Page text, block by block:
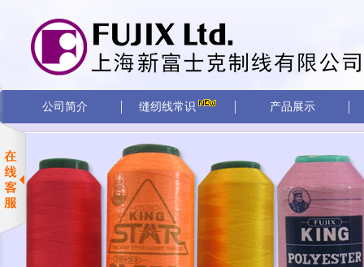
公司简介 缝纫线常识 产品展示